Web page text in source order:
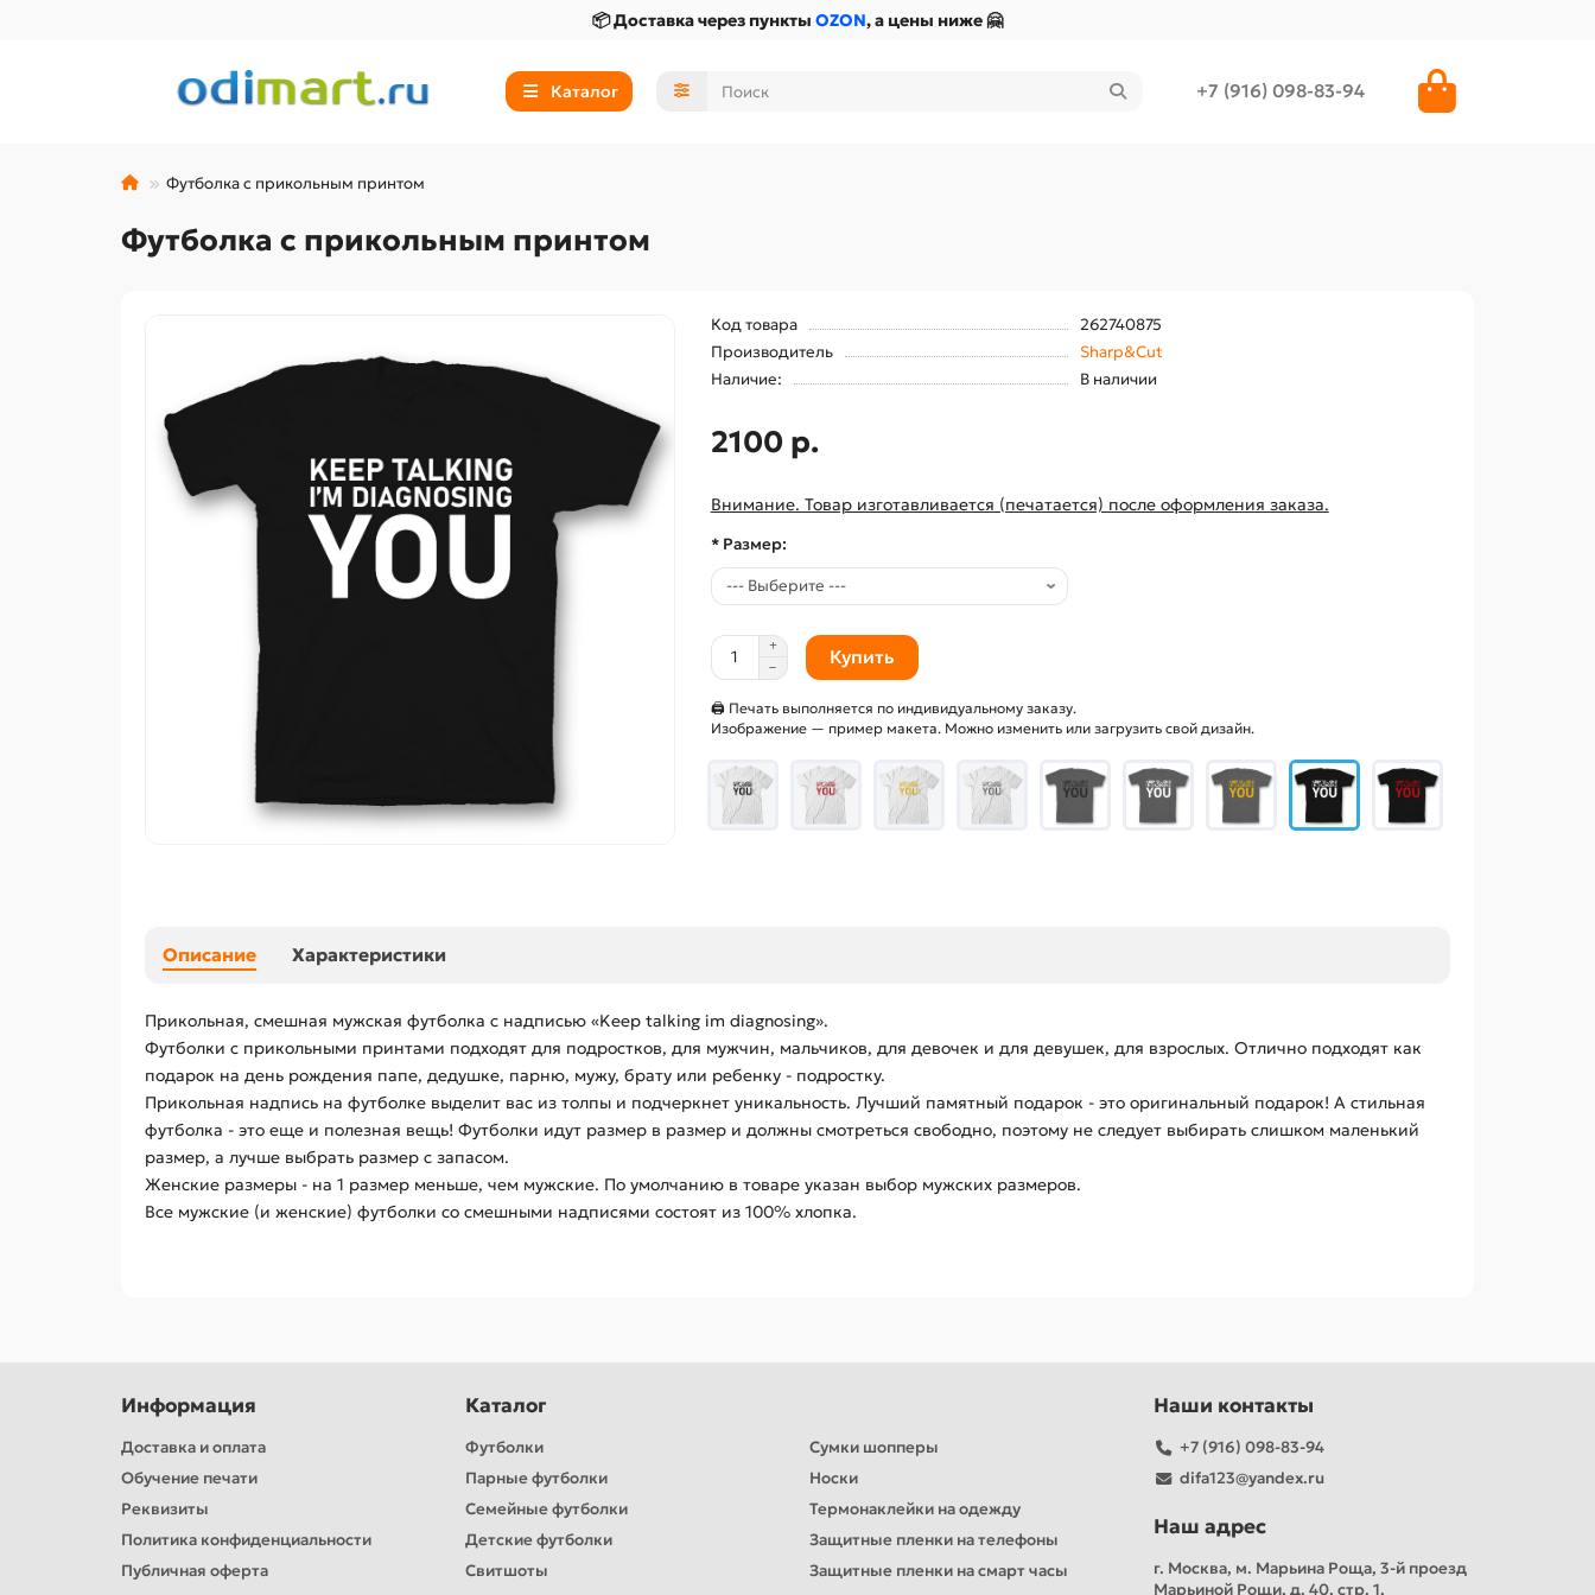
📦 Доставка через пункты OZON, а цены ниже 🤗
Каталог +7 (916) 098-83-94
Футболка с прикольным принтом
Футболка с прикольным принтом
Код товара
262740875
Производитель
Sharp&Cut
Наличие:
В наличии
2100 р.
Внимание. Товар изготавливается (печатается) после оформления заказа.
* Размер:
Купить
🖨 Печать выполняется по индивидуальному заказу.
Изображение — пример макета. Можно изменить или загрузить свой дизайн.
Описание Характеристики
Прикольная, смешная мужская футболка с надписью «Keep talking im diagnosing».
Футболки с прикольными принтами подходят для подростков, для мужчин, мальчиков, для девочек и для девушек, для взрослых. Отлично подходят как
подарок на день рождения папе, дедушке, парню, мужу, брату или ребенку - подростку.
Прикольная надпись на футболке выделит вас из толпы и подчеркнет уникальность. Лучший памятный подарок - это оригинальный подарок! А стильная
футболка - это еще и полезная вещь! Футболки идут размер в размер и должны смотреться свободно, поэтому не следует выбирать слишком маленький
размер, а лучше выбрать размер с запасом.
Женские размеры - на 1 размер меньше, чем мужские. По умолчанию в товаре указан выбор мужских размеров.
Все мужские (и женские) футболки со смешными надписями состоят из 100% хлопка.
Информация
Доставка и оплата
Обучение печати
Реквизиты
Политика конфиденциальности
Публичная оферта
Каталог
Футболки
Парные футболки
Семейные футболки
Детские футболки
Свитшоты
Сумки шопперы
Носки
Термонаклейки на одежду
Защитные пленки на телефоны
Защитные пленки на смарт часы
Наши контакты
+7 (916) 098-83-94
difa123@yandex.ru
Наш адрес
г. Москва, м. Марьина Роща, 3-й проезд
Марьиной Рощи, д. 40, стр. 1,